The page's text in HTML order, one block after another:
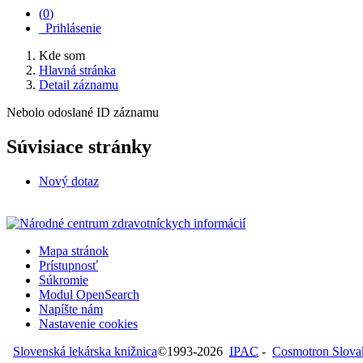
(0)
Prihlásenie
Kde som
Hlavná stránka
Detail záznamu
Nebolo odoslané ID záznamu
Súvisiace stránky
Nový dotaz
Mapa stránok
Prístupnosť
Súkromie
Modul OpenSearch
Napíšte nám
Nastavenie cookies
Slovenská lekárska knižnica©1993-2026 IPAC - Cosmotron